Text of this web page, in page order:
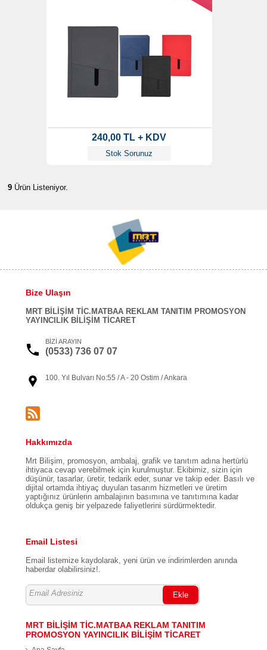
240,00 TL + KDV
Stok Sorunuz
9Ürün Listeniyor.
Bize Ulaşın
MRT BİLİŞİM TİC.MATBAA REKLAM TANITIM PROMOSYON
YAYINCILIK BİLİŞİM TİCARET
BİZİ ARAYIN
(0533) 736 07 07
100. Yıl Bulvarı No:55 / A - 20 Ostim / Ankara
Hakkımızda
Mrt Bilişim, promosyon, ambalaj, grafik ve tanıtım adına hertürlü
ihtiyaca cevap verebilmek için kurulmuştur. Ekibimiz, sizin için
düşünür, tasarlar, üretir, tedarik eder, sunar ve takip eder. Basılı ve
dijital ortamda ihtiyaç duyulan tasarım hizmetleri ve üretim
yaptığınız ürünlerin ambalajının basımına ve tanıtımına kadar
oldukça geniş bir yelpazede faliyetlerini sürdürmektedir.
Email Listesi
Email listemize kaydolarak, yeni ürün ve indirimlerden anında
haberdar olabilirsiniz!.
Ekle
MRT BİLİŞİM TİC.MATBAA REKLAM TANITIM
PROMOSYON YAYINCILIK BİLİŞİM TİCARET